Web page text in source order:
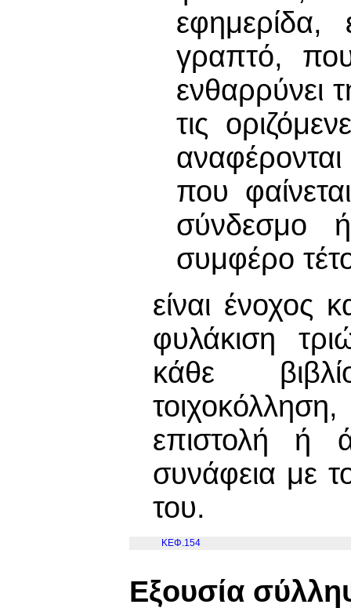
γραπτό,
ενθαρρύνει
τις
που
σύνδεσμο
συμφέρο
είναι ένοχος
φυλάκιση
κάθε
επιστολή ή
συνάφεια με
του.
ΚΕΦ.154
Εξουσία